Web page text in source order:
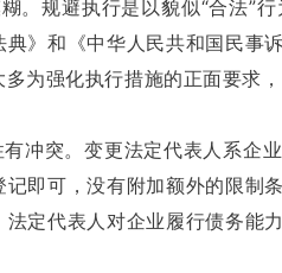
。规避执行是以貌似“合法”
》和《中华人民共和国民事
为强化执行措施的正面要求
冲突。变更法定代表人系企
即可，没有附加额外的限制
定代表人对企业履行债务能